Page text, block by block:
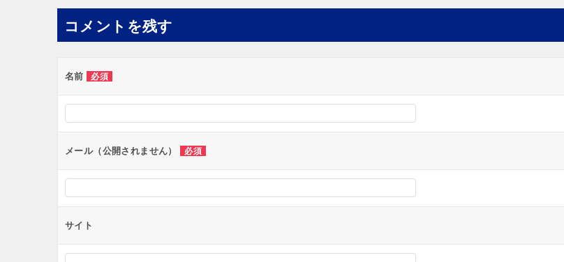
ナ
ビ
ー
ョ
コメントを残す
名前 必須
メール（公開されません） 必須
サイト